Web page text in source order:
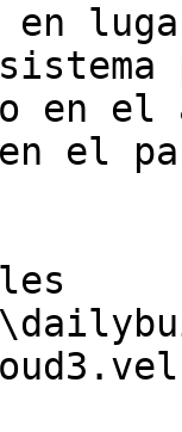
en
en el
el